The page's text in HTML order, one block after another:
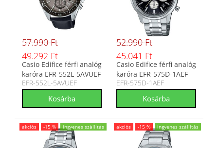
57.990 Ft
49.292 Ft
Casio Edifice férfi analóg
karóra EFR-552L-5AVUEF
EFR-552L-5AVUEF
52.990 Ft
45.041 Ft
Casio Edifice férfi analóg
karóra EFR-575D-1AEF
EFR-575D-1AEF
akciós -15 % ingyenes szállítás akciós -15 % ingyenes szállítás